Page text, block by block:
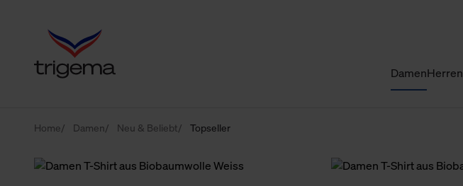
DamenHerren
Home Damen Neu & Beliebt Topseller